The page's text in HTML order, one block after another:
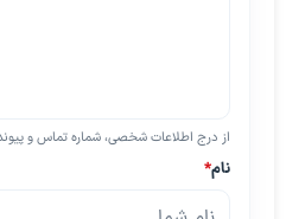
از درج اطلاعات شخصی، شماره تماس و
نام*